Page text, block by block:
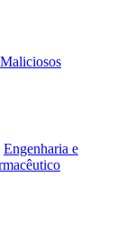
Engenharia e